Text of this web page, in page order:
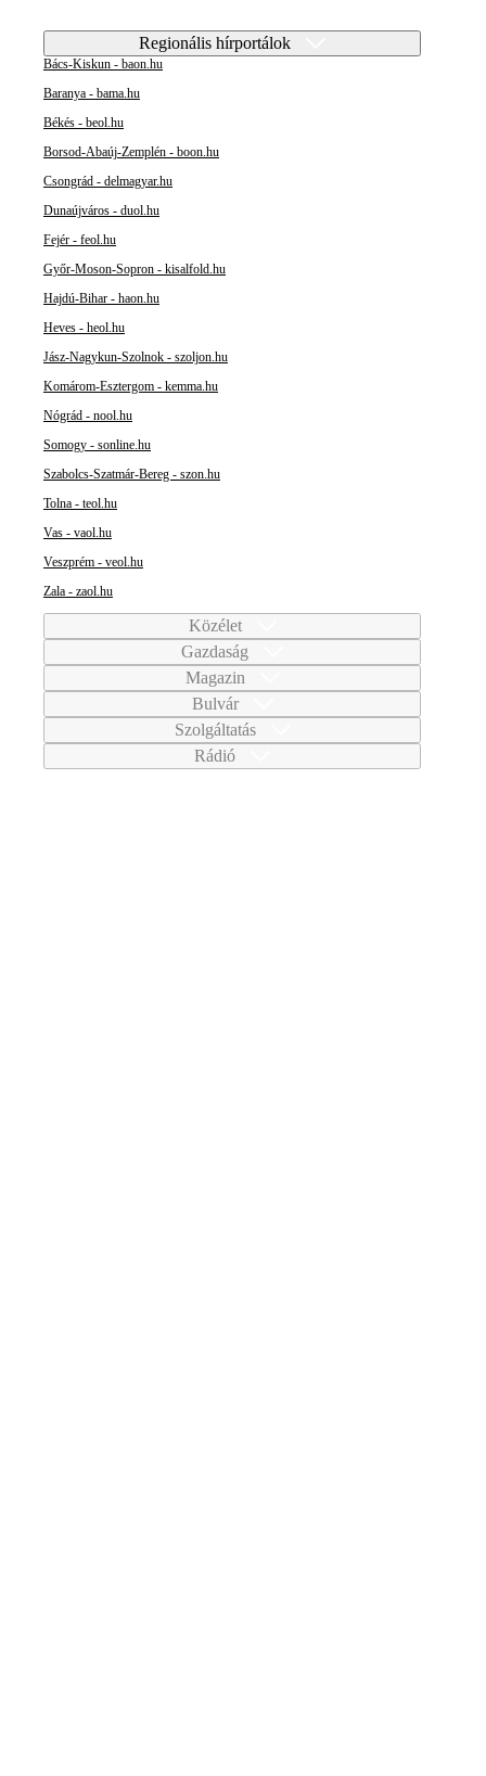
Regionális hírportálok
Bács-Kiskun - baon.hu
Baranya - bama.hu
Békés - beol.hu
Borsod-Abaúj-Zemplén - boon.hu
Csongrád - delmagyar.hu
Dunaújváros - duol.hu
Fejér - feol.hu
Győr-Moson-Sopron - kisalfold.hu
Hajdú-Bihar - haon.hu
Heves - heol.hu
Jász-Nagykun-Szolnok - szoljon.hu
Komárom-Esztergom - kemma.hu
Nógrád - nool.hu
Somogy - sonline.hu
Szabolcs-Szatmár-Bereg - szon.hu
Tolna - teol.hu
Vas - vaol.hu
Veszprém - veol.hu
Zala - zaol.hu
Közélet
Gazdaság
Magazin
Bulvár
Szolgáltatás
Rádió